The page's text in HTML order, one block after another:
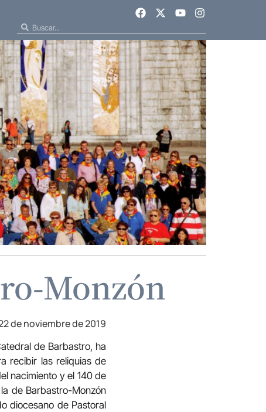
Monzón
de noviembre de 2019
de Barbastro, ha
recibir las reliquias de
nacimiento y el 140 de
de Barbastro-Monzón
diocesano de Pastoral